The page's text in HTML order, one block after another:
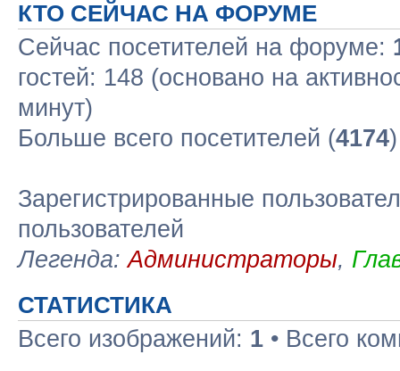
КТО СЕЙЧАС НА ФОРУМЕ
Сейчас посетителей на форуме:
гостей: 148 (основано на
минут)
Больше всего посетителей (4174
Зарегистрированные
пользователей
Легенда:Администраторы,
СТАТИСТИКА
Всего изображений: 1 • Всего